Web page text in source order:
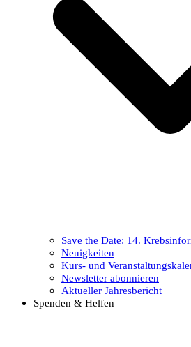
Save the Date: 14.
Neuigkeiten
Kurs- und
Newsletter abonnieren
Aktueller Jahresbericht
Spenden & Helfen